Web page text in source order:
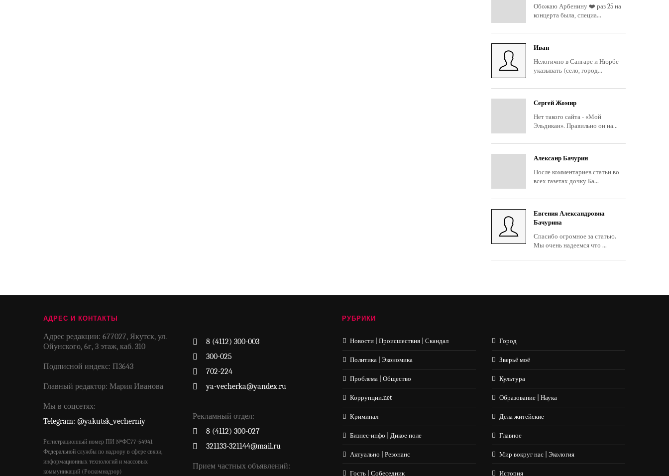
Обожаю Арбенину ❤️ раз 25 на
концерта была, специа...
Иван
Нелогично в Сангаре и Нюрбе
указывать (село, город...
Сергей Жомир
Нет такого сайта - «Мой
Эльдикан». Правильно он на...
Алексанр Бачурин
После комментариев статьи во
всех газетах дочку Ба...
Евгения Александровна
Бачурина
Спасибо огромное за статью.
Мы очень надеемся что ...
АДРЕС И КОНТАКТЫ
Адрес редакции: 677027, Якутск, ул.
Ойунского, 6г, 3 этаж, каб. 310
Подписной индекс: П3643
Главный редактор: Мария Иванова
Мы в соцсетях:
Telegram: @yakutsk_vecherniy
Регистрационный номер ПИ №ФС77-54941
Федеральной службы по надзору в сфере связи,
информационных технологий и массовых
коммуникаций (Роскомнадзор)
8 (4112) 300-003
300-025
702-224
ya-vecherka@yandex.ru
Рекламный отдел:
8 (4112) 300-027
321133-321144@mail.ru
Прием частных объявлений:
РУБРИКИ
Новости | Происшествия | Скандал
Политика | Экономика
Проблема | Общество
Коррупции.net
Криминал
Бизнес-инфо | Дикое поле
Актуально | Резонанс
Гость | Собеседник
Город
Зверьё моё
Культура
Образование | Наука
Дела житейские
Главное
Мир вокруг нас | Экология
История